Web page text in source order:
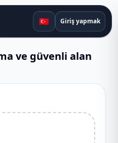
🇹🇷 Giriş yapmak
ve güvenli alan